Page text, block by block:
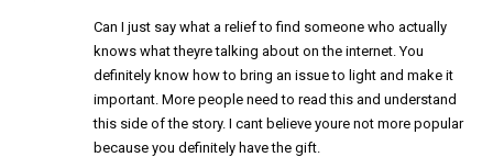
Can I just say what a relief to find someone who actually
knows what theyre talking about on the internet. You
definitely know how to bring an issue to light and make it
important. More people need to read this and understand
this side of the story. I cant believe youre not more popular
because you definitely have the gift.